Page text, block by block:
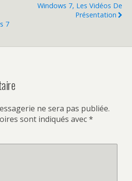
7
Windows 7, Les Vidéos De
Présentation
ne sera pas publiée.
sont indiqués avec*